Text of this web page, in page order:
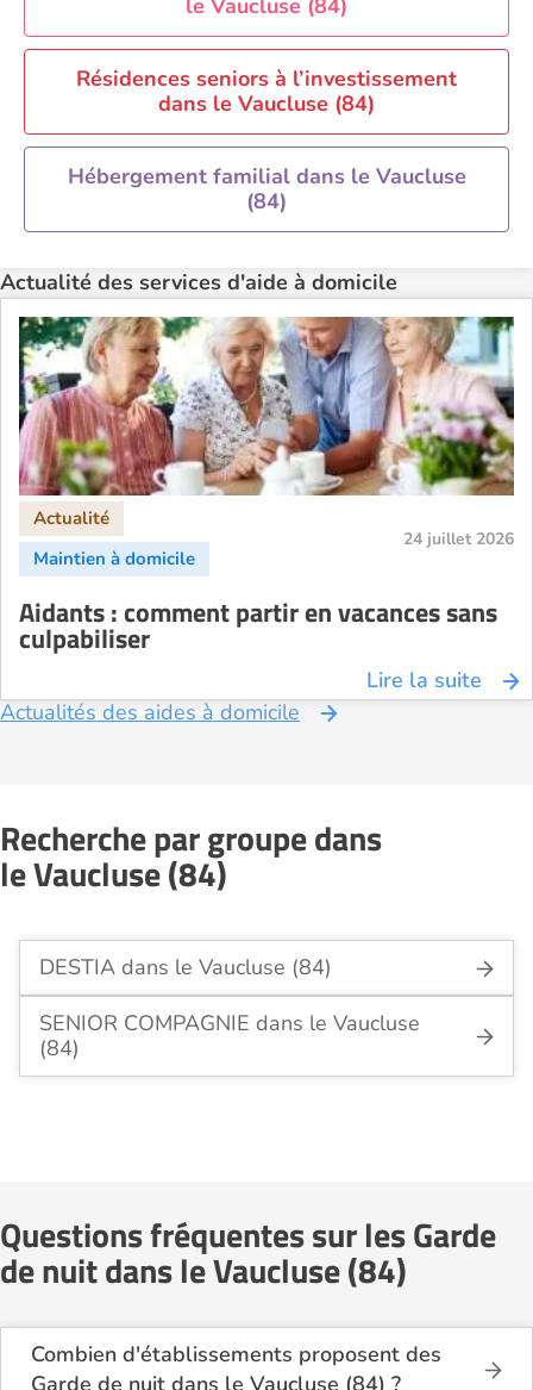
Recherche par ville
le Vaucluse (84)
Résidences seniors à l’investissement
dans le Vaucluse (84)
Hébergement familial dans le Vaucluse
(84)
Actualité des services d'aide à domicile
24 juillet 2026
Aidants : comment partir en vacances sans
culpabiliser
Lire la suite
Actualités des aides à domicile
Recherche par groupe dans
le Vaucluse (84)
DESTIA dans le Vaucluse (84)
SENIOR COMPAGNIE dans le Vaucluse
(84)
Questions fréquentes sur les Garde
de nuit dans le Vaucluse (84)
Combien d'établissements proposent des
Garde de nuit dans le Vaucluse (84) ?